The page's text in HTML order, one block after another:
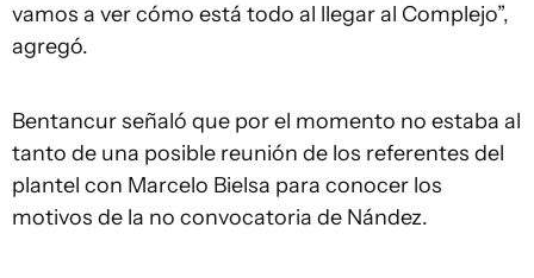
vamos a ver cómo está todo al llegar al Complejo”,
agregó.
Bentancur señaló que por el momento no estaba al
tanto de una posible reunión de los referentes del
plantel con Marcelo Bielsa para conocer los
motivos de la no convocatoria de Nández.